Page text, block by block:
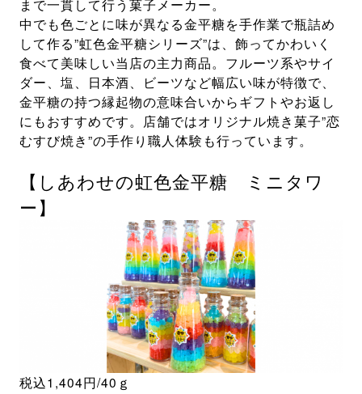
まで一貫して行う菓子メーカー。
中でも色ごとに味が異なる金平糖を手作業で瓶詰め
して作る”虹色金平糖シリーズ”は、飾ってかわいく
食べて美味しい当店の主力商品。フルーツ系やサイ
ダー、塩、日本酒、ビーツなど幅広い味が特徴で、
金平糖の持つ縁起物の意味合いからギフトやお返し
にもおすすめです。店舗ではオリジナル焼き菓子”恋
むすび焼き”の手作り職人体験も行っています。
【しあわせの虹色金平糖 ミニタワ
ー】
税込1,404円/40ｇ